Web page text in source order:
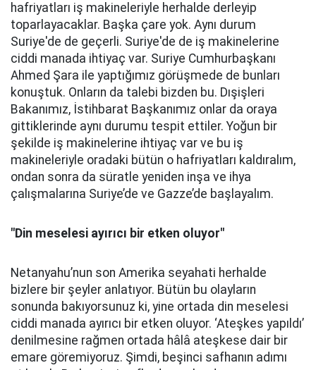
hafriyatları iş makineleriyle herhalde derleyip
toparlayacaklar. Başka çare yok. Aynı durum
Suriye'de de geçerli. Suriye'de de iş makinelerine
ciddi manada ihtiyaç var. Suriye Cumhurbaşkanı
Ahmed Şara ile yaptığımız görüşmede de bunları
konuştuk. Onların da talebi bizden bu. Dışişleri
Bakanımız, İstihbarat Başkanımız onlar da oraya
gittiklerinde aynı durumu tespit ettiler. Yoğun bir
şekilde iş makinelerine ihtiyaç var ve bu iş
makineleriyle oradaki bütün o hafriyatları kaldıralım,
ondan sonra da süratle yeniden inşa ve ihya
çalışmalarına Suriye’de ve Gazze’de başlayalım.
"Din meselesi ayırıcı bir etken oluyor"
Netanyahu’nun son Amerika seyahati herhalde
bizlere bir şeyler anlatıyor. Bütün bu olayların
sonunda bakıyorsunuz ki, yine ortada din meselesi
ciddi manada ayırıcı bir etken oluyor. ‘Ateşkes yapıldı’
denilmesine rağmen ortada hâlâ ateşkese dair bir
emare göremiyoruz. Şimdi, beşinci safhanın adımı